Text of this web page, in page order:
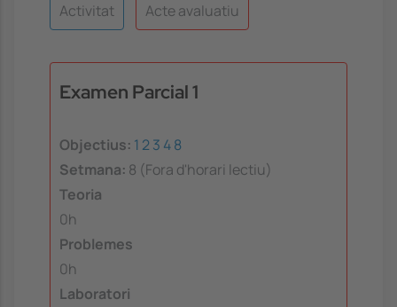
Activitat Acte avaluatiu
Examen Parcial 1
Objectius: 1 23 48
Setmana: 8 (Fora d'horari lectiu)
Teoria
0h
Problemes
0h
Laboratori